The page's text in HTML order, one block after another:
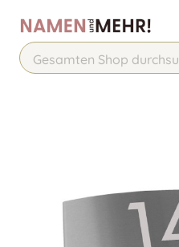
Chatten Sie
hilfreichen
Kontakt